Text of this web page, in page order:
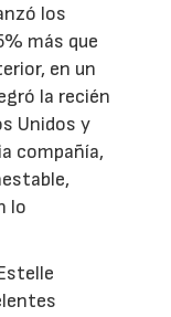
los
más que
en un
la recién
Unidos y
compañía,
lo